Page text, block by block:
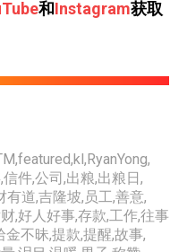
和Instagram获取
,featured,kl , RyanYong,
,信件,公司 ,出粮,出粮日 ,
有道,吉隆坡, 员工,善意,
,好人好事,存款,工作,往事
金不昧,提款,提醒,故事,